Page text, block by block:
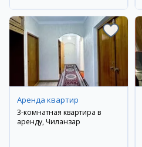
Аренда квартир
3-комнатная квартира в
аренду, Чиланзар